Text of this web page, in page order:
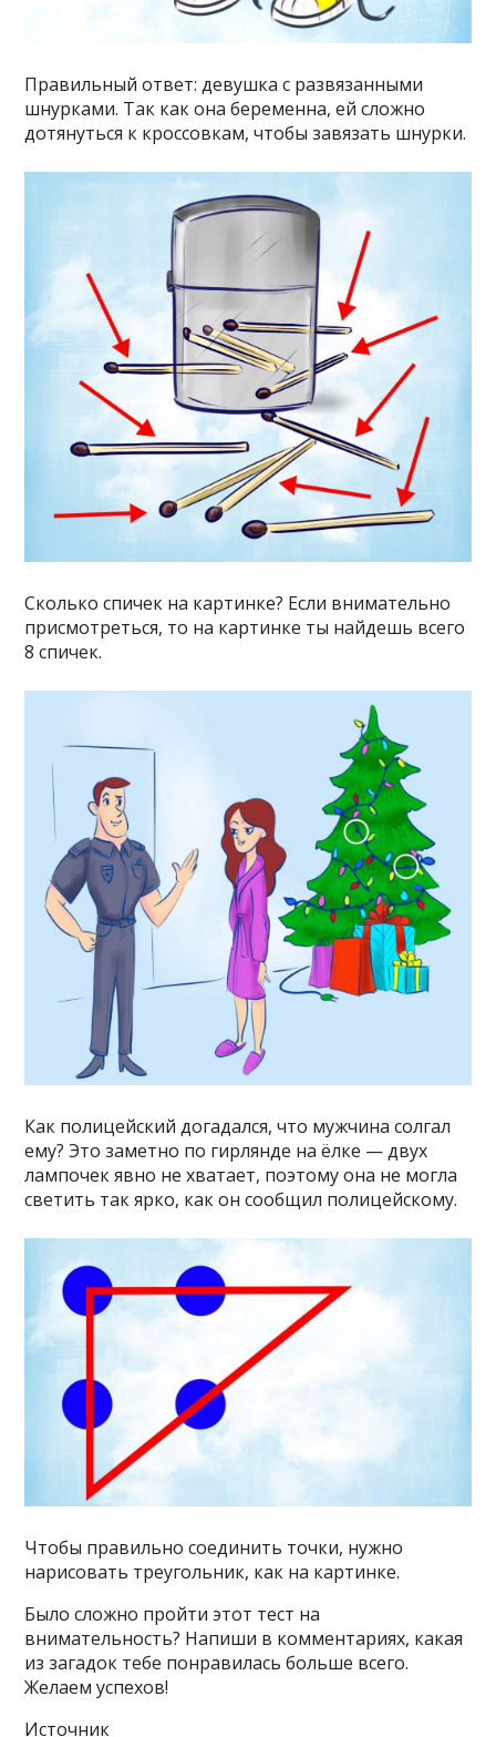
Правильный ответ: девушка с развязанными
шнурками. Так как она беременна, ей сложно
дотянуться к кроссовкам, чтобы завязать шнурки.
Сколько спичек на картинке? Если внимательно
присмотреться, то на картинке ты найдешь всего
8 спичек.
Как полицейский догадался, что мужчина солгал
ему? Это заметно по гирлянде на ёлке — двух
лампочек явно не хватает, поэтому она не могла
светить так ярко, как он сообщил полицейскому.
Чтобы правильно соединить точки, нужно
нарисовать треугольник, как на картинке.
Было сложно пройти этот тест на
внимательность? Напиши в комментариях, какая
из загадок тебе понравилась больше всего.
Желаем успехов!
Источник